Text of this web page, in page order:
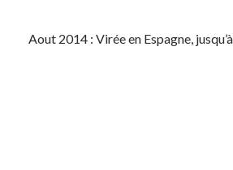
Aout 2014 : Virée en Espagne,